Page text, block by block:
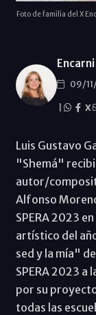
Foto de familia del X
09/
X
Luis Gustavo
"Shemá"
autor/
Alfonso
SPERA 2023
artístico del
sed y la mía"
SPERA 2023
por su
todas las